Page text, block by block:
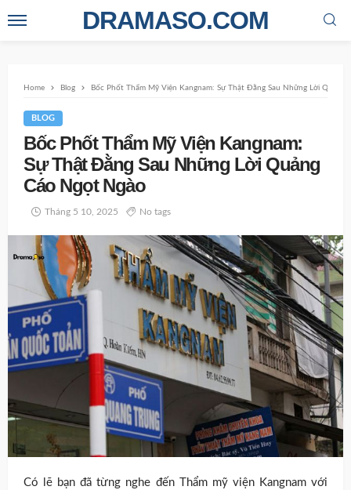
DRAMASO.COM
Home Blog Bốc Phốt Thẩm Mỹ Viện Kangnam: Sự Thật Đằng Sau Những Lời Quảng
BLOG
Bốc Phốt Thẩm Mỹ Viện Kangnam:
Sự Thật Đằng Sau Những Lời Quảng
Cáo Ngọt Ngào
Tháng 5 10, 2025 No tags
Có lẽ bạn đã từng nghe đến Thẩm mỹ viện Kangnam với